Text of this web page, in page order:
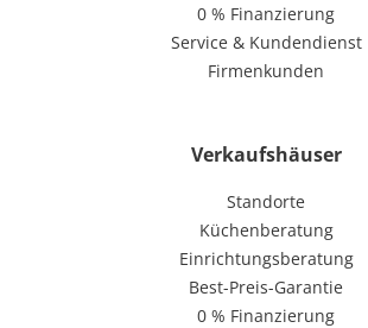
0 % Finanzierung
Service & Kundendienst
Firmenkunden
Verkaufshäuser
Standorte
Küchenberatung
Einrichtungsberatung
Best-Preis-Garantie
0 % Finanzierung